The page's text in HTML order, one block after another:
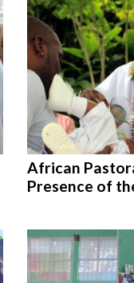
African
Presence of